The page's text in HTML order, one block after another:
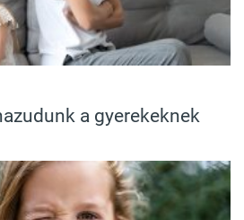
a gyerekeknek